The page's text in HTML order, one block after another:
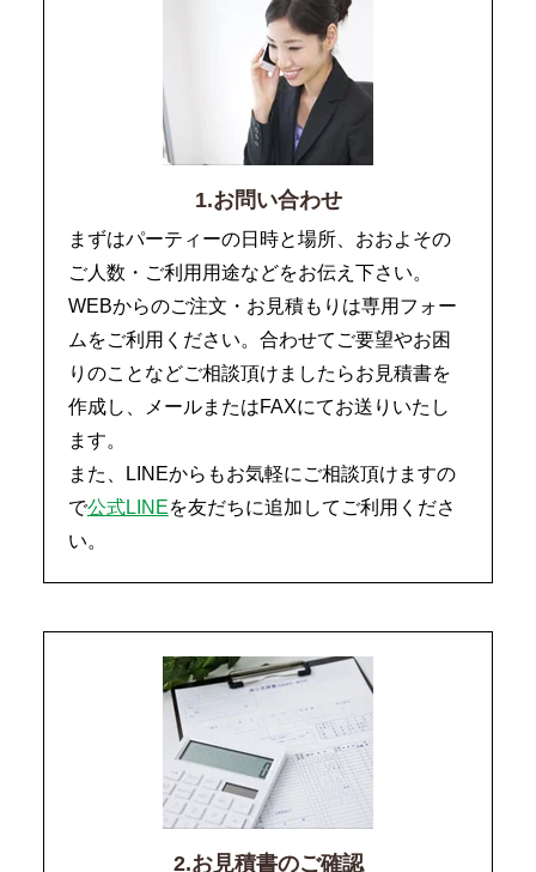
1.お問い合わせ
まずはパーティーの日時と場所、おおよその
ご人数・ご利用用途などをお伝え下さい。
WEBからのご注文・お見積もりは専用フォー
ムをご利用ください。合わせてご要望やお困
りのことなどご相談頂けましたらお見積書を
作成し、メールまたはFAXにてお送りいたし
ます。
また、LINEからもお気軽にご相談頂けますの
で公式LINEを友だちに追加してご利用くださ
い。
2.お見積書のご確認